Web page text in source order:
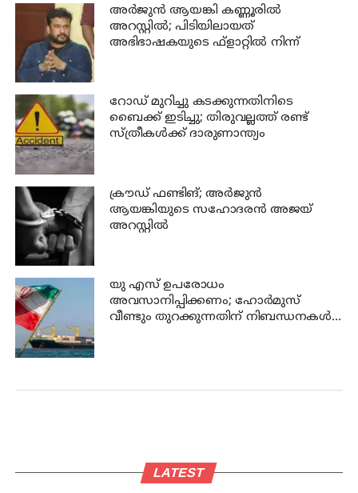
അര്‍ജുന്‍ ആയങ്കി കണ്ണൂരില്‍
അറസ്റ്റില്‍; പിടിയിലായത്
അഭിഭാഷകയുടെ ഫ്‌ളാറ്റില്‍ നിന്ന്
റോഡ് മുറിച്ചു കടക്കുന്നതിനിടെ
ബൈക്ക് ഇടിച്ചു; തിരുവല്ലത്ത് രണ്ട്
സ്ത്രീകള്‍ക്ക് ദാരുണാന്ത്യം
ക്രൗഡ് ഫണ്ടിങ്; അര്‍ജുന്‍
ആയങ്കിയുടെ സഹോദരന്‍ അജയ്
അറസ്റ്റില്‍
യു എസ് ഉപരോധം
അവസാനിപ്പിക്കണം; ഹോര്‍മുസ്
വീണ്ടും തുറക്കുന്നതിന് നിബന്ധനകള്‍
LATEST